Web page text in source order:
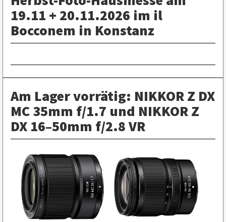
19.11 + 20.11.2026 im il
Bocconem in Konstanz
Am Lager vorrätig: NIKKOR Z DX
MC 35mm f/1.7 und NIKKOR Z
DX 16–50mm f/2.8 VR